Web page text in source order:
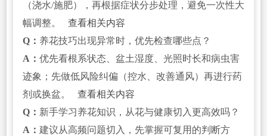
（浇水/施肥），再根据症状分步处理，避免一次性大
幅调整。
查看相关内容
Q： 养花技巧出现异常时，优先检查哪些点？
A： 优先看根系状态、盆土湿度、光照时长和病虫害
迹象；先做低风险纠偏（控水、改善通风）再进行药
剂或换盆。
查看相关内容
Q： 新手学习养花知识，从花与健康切入更高效吗？
A： 建议从高频问题切入，先掌握可复用的判断方